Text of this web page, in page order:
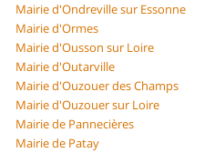
Mairie d'Ondreville sur Essonne
Mairie d'Ormes
Mairie d'Ousson sur Loire
Mairie d'Outarville
Mairie d'Ouzouer des Champs
Mairie d'Ouzouer sur Loire
Mairie de Pannecières
Mairie de Patay